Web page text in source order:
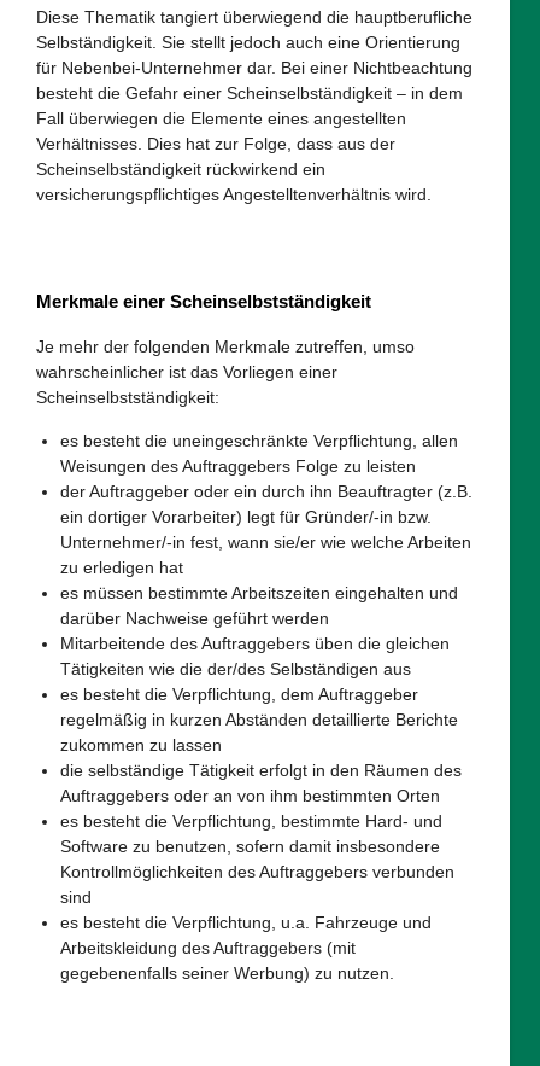
Diese Thematik tangiert überwiegend die hauptberufliche
Selbständigkeit. Sie stellt jedoch auch eine Orientierung
für Nebenbei-Unternehmer dar. Bei einer Nichtbeachtung
besteht die Gefahr einer Scheinselbständigkeit – in dem
Fall überwiegen die Elemente eines angestellten
Verhältnisses. Dies hat zur Folge, dass aus der
Scheinselbständigkeit rückwirkend ein
versicherungspflichtiges Angestelltenverhältnis wird.
Merkmale einer Scheinselbstständigkeit
Je mehr der folgenden Merkmale zutreffen, umso
wahrscheinlicher ist das Vorliegen einer
Scheinselbstständigkeit:
es besteht die uneingeschränkte Verpflichtung, allen
Weisungen des Auftraggebers Folge zu leisten
der Auftraggeber oder ein durch ihn Beauftragter (z.B.
ein dortiger Vorarbeiter) legt für Gründer/-in bzw.
Unternehmer/-in fest, wann sie/er wie welche Arbeiten
zu erledigen hat
es müssen bestimmte Arbeitszeiten eingehalten und
darüber Nachweise geführt werden
Mitarbeitende des Auftraggebers üben die gleichen
Tätigkeiten wie die der/des Selbständigen aus
es besteht die Verpflichtung, dem Auftraggeber
regelmäßig in kurzen Abständen detaillierte Berichte
zukommen zu lassen
die selbständige Tätigkeit erfolgt in den Räumen des
Auftraggebers oder an von ihm bestimmten Orten
es besteht die Verpflichtung, bestimmte Hard- und
Software zu benutzen, sofern damit insbesondere
Kontrollmöglichkeiten des Auftraggebers verbunden
sind
es besteht die Verpflichtung, u.a. Fahrzeuge und
Arbeitskleidung des Auftraggebers (mit
gegebenenfalls seiner Werbung) zu nutzen.